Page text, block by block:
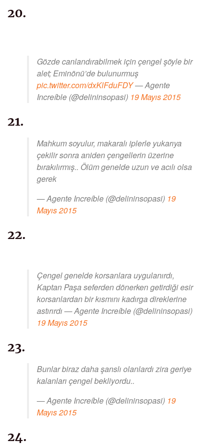
20.
Gözde canlandırabilmek için çengel şöyle bir
alet; Eminönü’de bulunurmuş
pic.twitter.com/dxKlFduFDY— Agente
Increíble (@delininsopasi) 19 Mayıs 2015
21.
Mahkum soyulur, makaralı iplerle yukarıya
çekilir sonra aniden çengellerin üzerine
bırakılırmış.. Ölüm genelde uzun ve acılı olsa
gerek
— Agente Increíble (@delininsopasi) 19
Mayıs 2015
22.
Çengel genelde korsanlara uygulanırdı,
Kaptan Paşa seferden dönerken getirdiği esir
korsanlardan bir kısmını kadırga direklerine
astırırdı — Agente Increíble (@delininsopasi)
19 Mayıs 2015
23.
Bunlar biraz daha şanslı olanlardı zira geriye
kalanları çengel bekliyordu..
— Agente Increíble (@delininsopasi) 19
Mayıs 2015
24.